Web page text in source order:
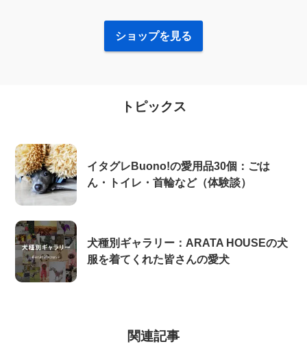
ショップを見る
トピックス
イタグレBuono!の愛用品30個：ごは
ん・トイレ・首輪など（体験談）
犬種別ギャラリー：ARATA HOUSEの犬
服を着てくれた皆さんの愛犬
関連記事